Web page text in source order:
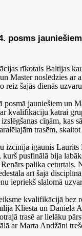
posms
rīkotais Baltijas
Master noslēdzies ar
reiz šajās dienās
posmā jauniešiem un
ar kvalifikāciju katrai
cīņām, kas
trasēm,
izcīnīja igaunis
kurš pusfinālā bija
palika ceturtais.
arī šajā
iepriekš slalomā
kvalifikācijā bez
Kliesta un Daniela
trasē ar lielāku
ar Marta Andžāni